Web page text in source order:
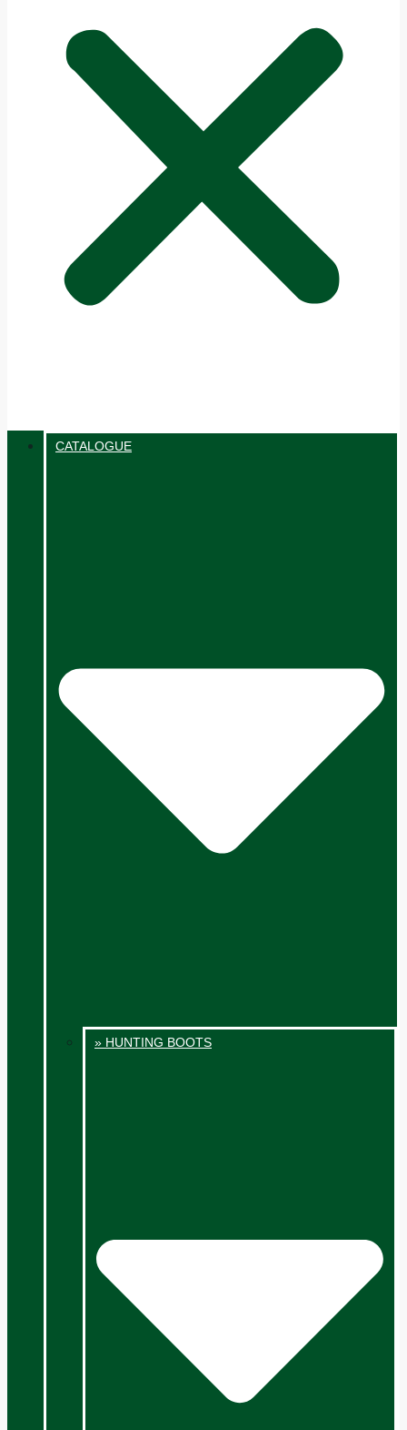
CATALOGUE
» HUNTING BOOTS